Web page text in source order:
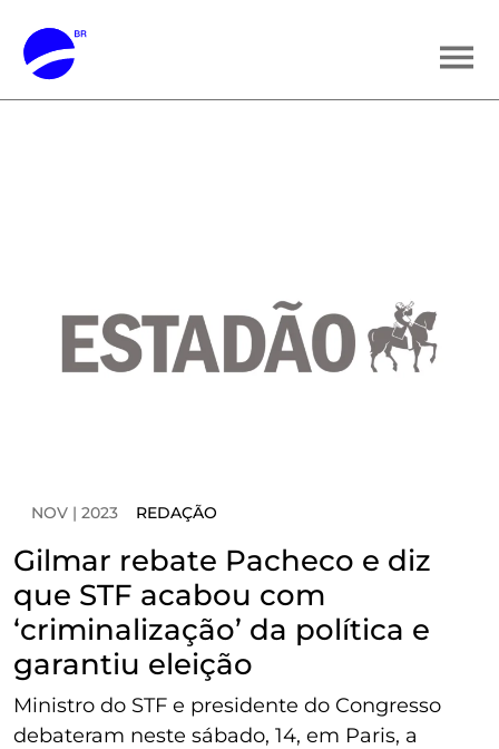
NOV | 2023 REDAÇÃO
Gilmar rebate Pacheco e diz
que STF acabou com
‘criminalização’ da política e
garantiu eleição
Ministro do STF e presidente do Congresso
debateram neste sábado, 14, em Paris, a